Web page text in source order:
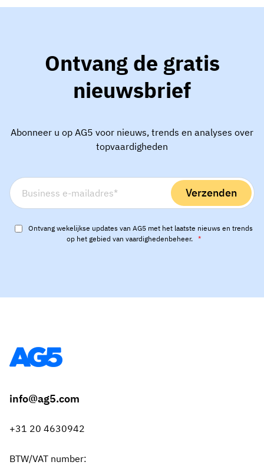
Ontvang de gratis
nieuwsbrief
Abonneer u op AG5 voor nieuws, trends en analyses over
topvaardigheden
Ontvang wekelijkse updates van AG5 met het laatste nieuws en trends
op het gebied van vaardighedenbeheer. *
info@ag5.com
+31 20 4630942
BTW/VAT number: